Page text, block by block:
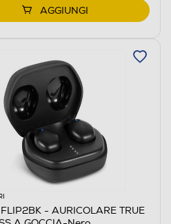
AGGIUNGI
- AURICOLARE TRUE